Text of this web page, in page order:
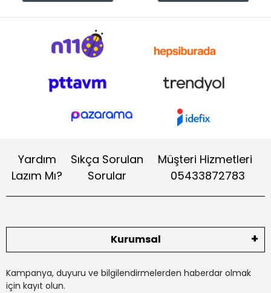
Yardım
Lazım Mı?
Sıkça Sorulan
Sorular
Müşteri Hizmetleri
05433872783
Kurumsal
Kampanya, duyuru ve bilgilendirmelerden haberdar olmak
için kayıt olun.